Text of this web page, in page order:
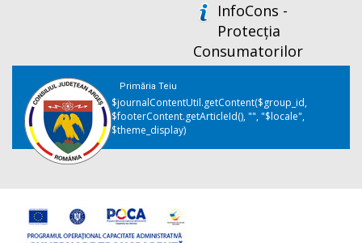
InfoCons -
Protecția
Consumatorilor
Primăria Teiu
$journalContentUtil.getContent($group_id,
$footerContent.getArticleId(), "", "$locale",
$theme_display)